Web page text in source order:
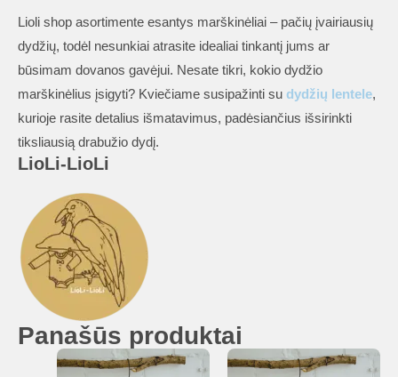
Lioli shop asortimente esantys marškinėliai – pačių įvairiausių
dydžių, todėl nesunkiai atrasite idealiai tinkantį jums ar
būsimam dovanos gavėjui. Nesate tikri, kokio dydžio
marškinėlius įsigyti? Kviečiame susipažinti su dydžių lentele,
kurioje rasite detalius išmatavimus, padėsiančius išsirinkti
tiksliausią drabužio dydį.
LioLi-LioLi
Panašūs produktai